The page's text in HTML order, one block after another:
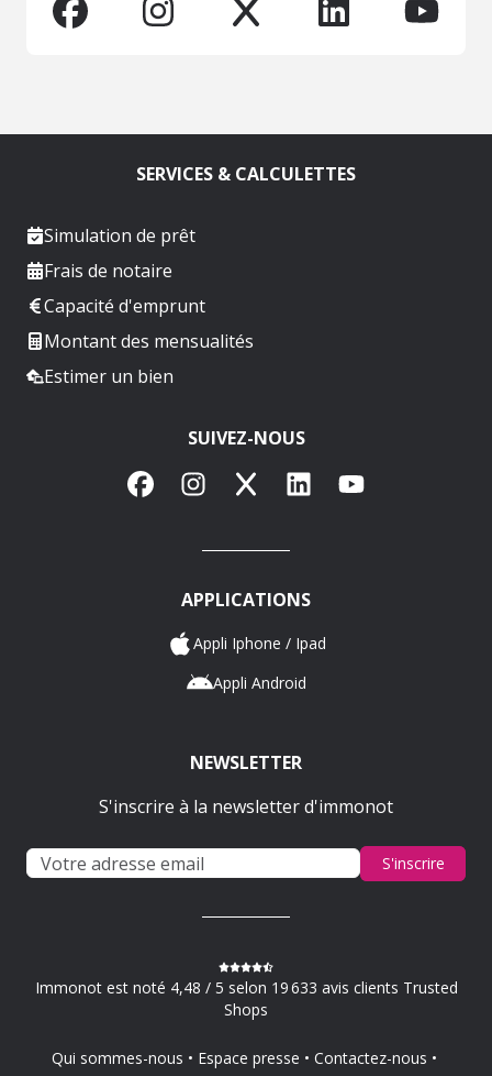
SERVICES & CALCULETTES
Simulation de prêt
Frais de notaire
Capacité d'emprunt
Montant des mensualités
Estimer un bien
SUIVEZ-NOUS
FacebookInstagram
X LinkedInYouTube
APPLICATIONS
Appli Iphone / Ipad
Appli Android
NEWSLETTER
S'inscrire à la newsletter d'immonot
S'inscrire
Immonot est noté 4,48 / 5 selon 19 633 avis clients Trusted
Shops
Qui sommes-nous Espace presse
Contactez-nous